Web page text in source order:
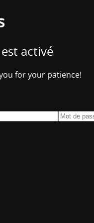
activé
for your patience!